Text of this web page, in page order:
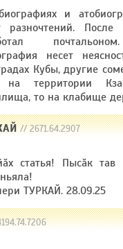
и
разночтений.
несет
Кубы, другие
территории
то на клабище
// 2671.64.2907
статья! Пысăк тав
ТУРКАЙ. 28.09.25